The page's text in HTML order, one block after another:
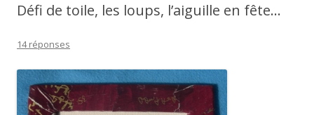
Défi de toile, les loups, l’aiguille en fête…
14 réponses